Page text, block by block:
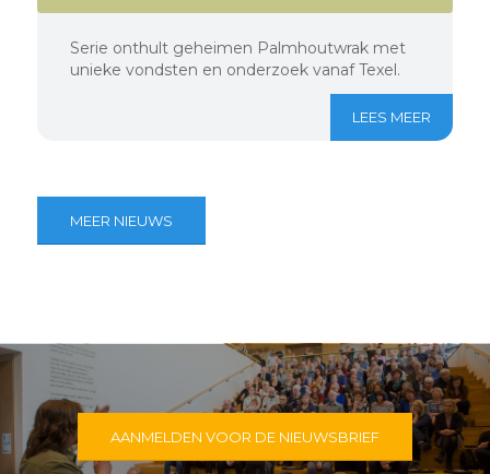
Serie onthult geheimen Palmhoutwrak met
unieke vondsten en onderzoek vanaf Texel.
LEES MEER
MEER NIEUWS
AANMELDEN VOOR DE NIEUWSBRIEF